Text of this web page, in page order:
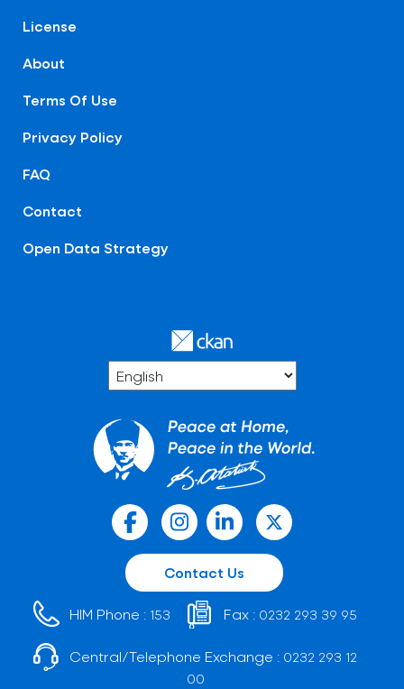
License
About
Terms Of Use
Privacy Policy
FAQ
Contact
Open Data Strategy
Contact Us
HIM Phone : 153 Fax : 0232 293 39 95
Central/Telephone Exchange : 0232 293 12
00